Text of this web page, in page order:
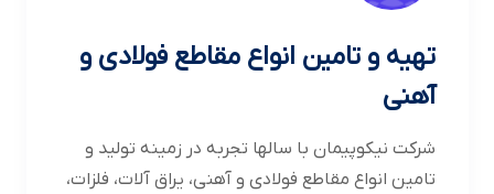
تهیه و تامین انواع مقاطع فولادی و
آهنی
شرکت نیکوپیمان با سالها تجربه در زمینه تولید و
تامین انواع مقاطع فولادی و آهنی، یراق آلات، فلزات،